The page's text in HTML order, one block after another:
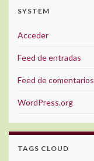
SYSTEM
Acceder
Feed de entradas
Feed de comentarios
WordPress.org
TAGS CLOUD